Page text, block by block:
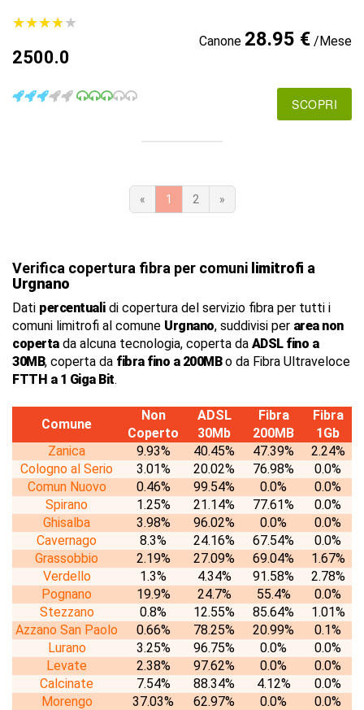
★★★★★
★★★★★
2500.0
Canone 28.95 €/Mese
SCOPRI
« 1 2 »
Verifica copertura fibra per comuni limitrofi a
Urgnano
Dati percentualidi copertura del servizio fibra per tutti i
comuni limitrofi al comune Urgnano, suddivisi per area non
copertada alcuna tecnologia, coperta da ADSL fino a
30MB, coperta da fibra fino a 200MBo da Fibra Ultraveloce
FTTH a 1 Giga Bit.
Comune
Non
Coperto
ADSL
30Mb
Fibra
200MB
Fibra
1Gb
Zanica
9.93% 40.45% 47.39%
2.24%
Cologno al Serio
3.01% 20.02% 76.98%
0.0%
Comun Nuovo
0.46% 99.54% 0.0%
0.0%
Spirano
1.25% 21.14% 77.61%
0.0%
Ghisalba
3.98% 96.02% 0.0%
0.0%
Cavernago
8.3% 24.16% 67.54%
0.0%
Grassobbio
2.19% 27.09% 69.04%
1.67%
Verdello
1.3% 4.34% 91.58%
2.78%
Pognano
19.9% 24.7% 55.4%
0.0%
Stezzano
0.8% 12.55% 85.64%
1.01%
Azzano San Paolo
0.66% 78.25% 20.99%
0.1%
Lurano
3.25% 96.75% 0.0%
0.0%
Levate
2.38% 97.62% 0.0%
0.0%
Calcinate
7.54% 88.34% 4.12%
0.0%
Morengo
37.03% 62.97% 0.0%
0.0%